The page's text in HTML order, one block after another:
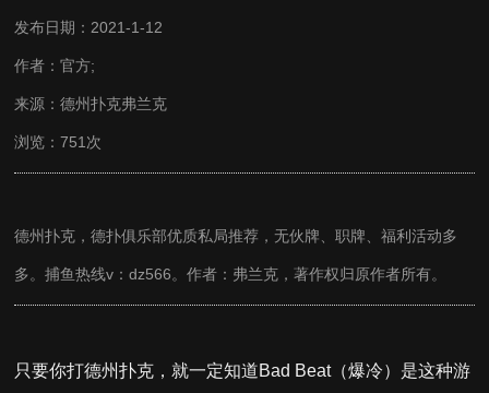
发布日期：2021-1-12
作者：官方;
来源：德州扑克弗兰克
浏览：751次
德州扑克，德扑俱乐部优质私局推荐，无伙牌、职牌、福利活动多
多。捕鱼热线v：dz566。作者：弗兰克，著作权归原作者所有。
只要你打德州扑克，就一定知道Bad Beat（爆冷）是这种游